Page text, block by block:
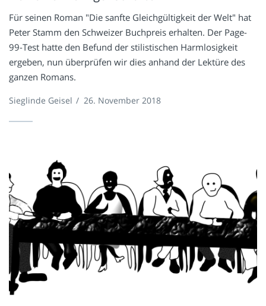
Für seinen Roman "Die sanfte Gleichgültigkeit der Welt" hat
Peter Stamm den Schweizer Buchpreis erhalten. Der Page-
99-Test hatte den Befund der stilistischen Harmlosigkeit
ergeben, nun überprüfen wir dies anhand der Lektüre des
ganzen Romans.
Sieglinde Geisel / 26. November 2018